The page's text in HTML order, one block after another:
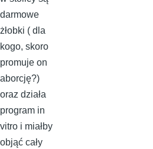
darmowe
żłobki ( dla
kogo, skoro
promuje on
aborcję?)
oraz działa
program in
vitro i miałby
objąć cały